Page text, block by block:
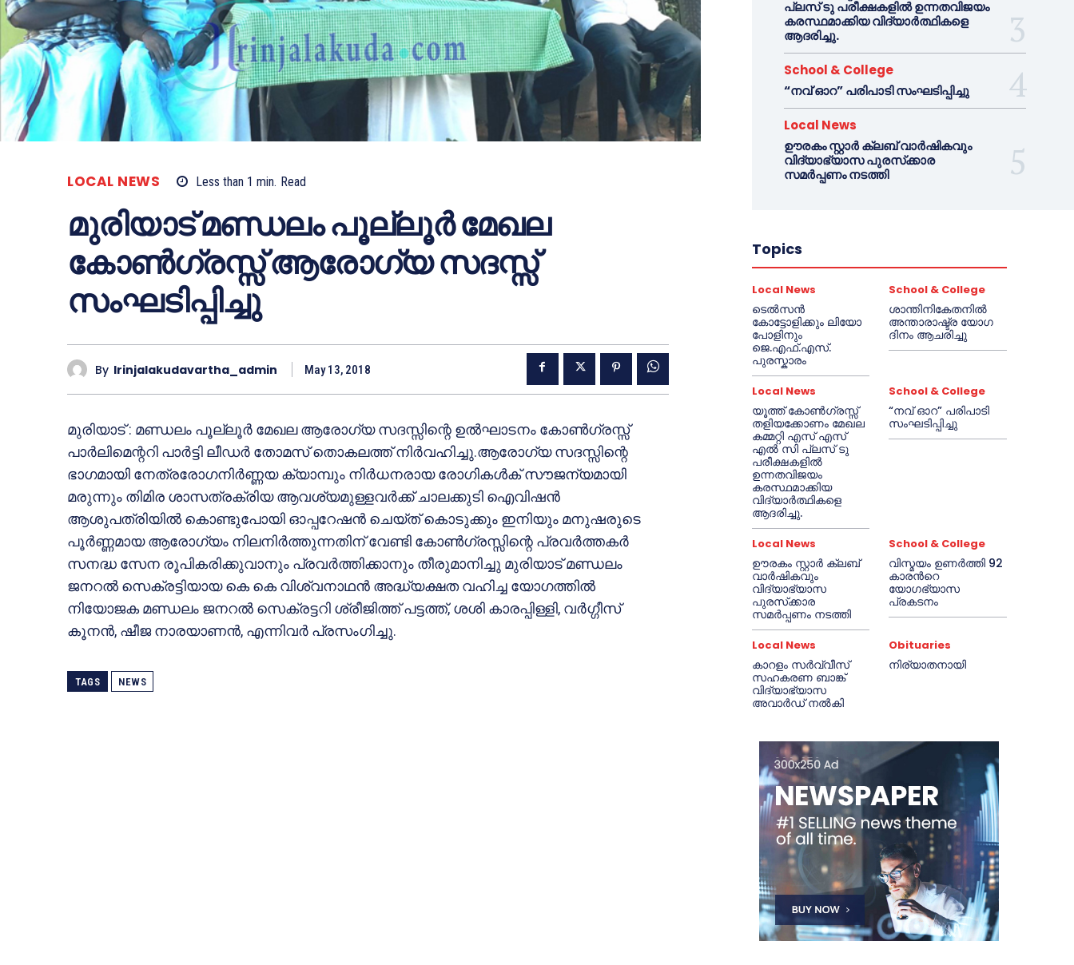
LOCAL NEWS Less than 1 min. Read
മുരിയാട് മണ്ഡലം പൂല്ലൂര്‍ മേഖല
കോണ്‍ഗ്രസ്സ് ആരോഗ്യ സദസ്സ്
സംഘടിപ്പിച്ചു
By Irinjalakudavartha_admin May 13, 2018
മുരിയാട് : മണ്ഡലം പൂല്ലൂര്‍ മേഖല ആരോഗ്യ സദസ്സിന്റെ ഉല്‍ഘാടനം കോണ്‍ഗ്രസ്സ്
പാര്‍ലിമെന്ററി പാര്‍ട്ടി ലീഡര്‍ തോമസ് തൊകലത്ത് നിര്‍വഹിച്ചു.ആരോഗ്യ സദസ്സിന്റെ
ഭാഗമായി നേത്രരോഗനിര്‍ണ്ണയ ക്യാമ്പും നിര്‍ധനരായ രോഗികള്‍ക് സൗജന്യമായി
മരുന്നും തിമിര ശാസത്രക്രിയ ആവശ്യമുള്ളവര്‍ക്ക് ചാലക്കുടി ഐവിഷന്‍
ആശുപത്രിയില്‍ കൊണ്ടുപോയി ഓപ്പറേഷന്‍ ചെയ്ത് കൊടുക്കും ഇനിയും മനുഷരുടെ
പൂര്‍ണ്ണമായ ആരോഗ്യം നിലനിര്‍ത്തുന്നതിന് വേണ്ടി കോണ്‍ഗ്രസ്സിന്റെ പ്രവര്‍ത്തകര്‍
സനദ്ധ സേന രൂപികരിക്കുവാനും പ്രവര്‍ത്തിക്കാനും തീരുമാനിച്ചു മുരിയാട് മണ്ഡലം
ജനറല്‍ സെക്രട്ടിയായ കെ കെ വിശ്വനാഥന്‍ അദ്ധ്യക്ഷത വഹിച്ച യോഗത്തില്‍
നിയോജക മണ്ഡലം ജനറല്‍ സെക്രട്ടറി ശ്രീജിത്ത് പട്ടത്ത്, ശശി കാരപ്പിള്ളി, വര്‍ഗ്ഗീസ്
കൂനന്‍, ഷീജ നാരയാണന്‍, എന്നിവര്‍ പ്രസംഗിച്ചു.
TAGS NEWS
പ്ലസ് ടു പരീക്ഷകളിൽ ഉന്നതവിജയം
കരസ്ഥമാക്കിയ വിദ്യാർത്ഥികളെ
ആദരിച്ചു.
School & College
“നവ് ഓറ” പരിപാടി സംഘടിപ്പിച്ചു
Local News
ഊരകം സ്റ്റാർ ക്ലബ് വാർഷികവും
വിദ്യാഭ്യാസ പുരസ്‌ക്കാര
സമർപ്പണം നടത്തി
Topics
Local News
ടെൽസൻ
കോട്ടോളിക്കും ലിയോ
പോളിനും
ജെ.എഫ്.എസ്.
പുരസ്കാരം
School & College
ശാന്തിനികേതനിൽ
അന്താരാഷ്ട്ര യോഗ
ദിനം ആചരിച്ചു
Local News
യൂത്ത് കോൺഗ്രസ്സ്
തളിയക്കോണം മേഖല
കമ്മറ്റി എസ് എസ്
എൽ സി പ്ലസ് ടു
പരീക്ഷകളിൽ
ഉന്നതവിജയം
കരസ്ഥമാക്കിയ
വിദ്യാർത്ഥികളെ
ആദരിച്ചു.
School & College
“നവ് ഓറ” പരിപാടി
സംഘടിപ്പിച്ചു
Local News
ഊരകം സ്റ്റാർ ക്ലബ്
വാർഷികവും
വിദ്യാഭ്യാസ
പുരസ്‌ക്കാര
സമർപ്പണം നടത്തി
School & College
വിസ്മയം ഉണർത്തി 92
കാരൻറെ
യോഗഭ്യാസ
പ്രകടനം
Local News
കാറളം സർവ്വീസ്
സഹകരണ ബാങ്ക്
വിദ്യാഭ്യാസ
അവാർഡ് നൽകി
Obituaries
നിര്യാതനായി